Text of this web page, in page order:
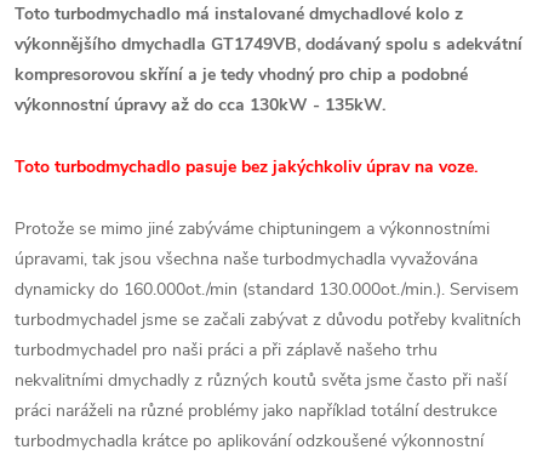
Toto turbodmychadlo má instalované dmychadlové kolo z
výkonnějšího dmychadla GT1749VB, dodávaný spolu s adekvátní
kompresorovou skříní a je tedy vhodný pro chip a podobné
výkonnostní úpravy až do cca 130kW - 135kW.
Toto turbodmychadlo pasuje bez jakýchkoliv úprav na voze.
Protože se mimo jiné zabýváme chiptuningem a výkonnostními
úpravami, tak jsou všechna naše turbodmychadla vyvažována
dynamicky do 160.000ot./min (standard 130.000ot./min.). Servisem
turbodmychadel jsme se začali zabývat z důvodu potřeby kvalitních
turbodmychadel pro naši práci a při záplavě našeho trhu
nekvalitními dmychadly z různých koutů světa jsme často při naší
práci naráželi na různé problémy jako například totální destrukce
turbodmychadla krátce po aplikování odzkoušené výkonnostní